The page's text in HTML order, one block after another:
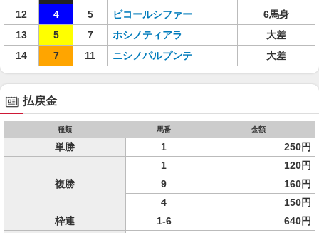
12
4 5 ビコールシファー
6馬身
13
5 7 ホシノティアラ
大差
14
7 11 ニシノパルプンテ 大差
払戻金
種類 馬番 金額
単勝 1 250円
複勝
1
120円
9
160円
4
150円
枠連
1-6
640円